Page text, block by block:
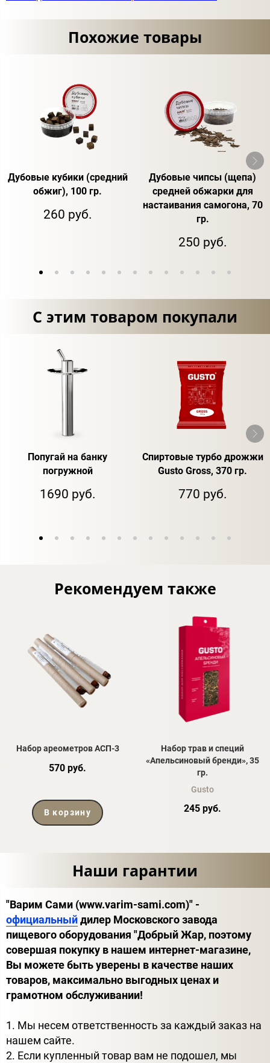
Похожие товары
Дубовые кубики (средний
обжиг), 100 гр.
260 руб.
Дубовые чипсы (щепа)
средней обжарки для
настаивания самогона, 70
гр.
250 руб.
С этим товаром покупали
Попугай на банку
погружной
1690 руб.
Спиртовые турбо дрожжи
Gusto Gross, 370 гр.
770 руб.
Рекомендуем также
Набор ареометров АСП-3
570 руб.
В корзину
Набор трав и специй
«Апельсиновый бренди», 35
гр.
Gusto
245 руб.
Наши гарантии
"Варим Сами (www.varim-sami.com)" -
официальныйдилер Московского завода
пищевого оборудования "Добрый Жар, поэтому
совершая покупку в нашем интернет-магазине,
Вы можете быть уверены в качестве наших
товаров, максимально выгодных ценах и
грамотном обслуживании!
1. Мы несем ответственность за каждый заказ на
нашем сайте.
2. Если купленный товар вам не подошел, мы